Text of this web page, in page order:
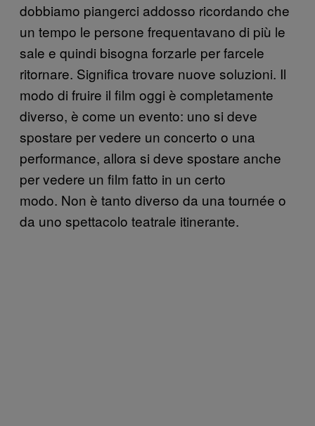
dobbiamo piangerci addosso ricordando che
un tempo le persone frequentavano di più le
sale e quindi bisogna forzarle per farcele
ritornare. Significa trovare nuove soluzioni. Il
modo di fruire il film oggi è completamente
diverso, è come un evento: uno si deve
spostare per vedere un concerto o una
performance, allora si deve spostare anche
per vedere un film fatto in un certo
modo. Non è tanto diverso da una tournée o
da uno spettacolo teatrale itinerante.